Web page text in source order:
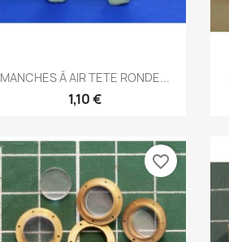
Aperçu rapide
MANCHES À AIR TETE RONDE...
1,10 €
favorite_border